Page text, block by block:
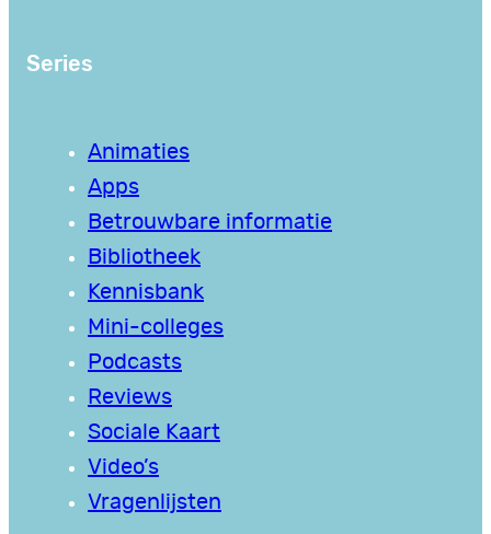
Series
Animaties
Apps
Betrouwbare informatie
Bibliotheek
Kennisbank
Mini-colleges
Podcasts
Reviews
Sociale Kaart
Video’s
Vragenlijsten